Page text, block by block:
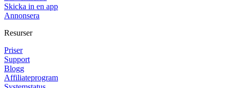
Skicka in en app
Annonsera
Resurser
Priser
Support
Blogg
Affiliateprogram